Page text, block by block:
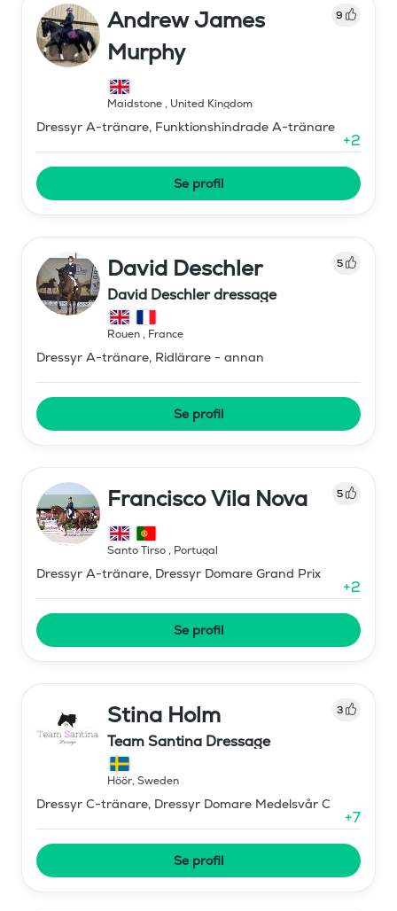
Andrew James
Murphy
9
Maidstone, United Kingdom
Dressyr A-tränare, Funktionshindrade A-tränare
+2
Se profil
David Deschler 5
David Deschler dressage
Rouen, France
Dressyr A-tränare, Ridlärare - annan
Se profil
Francisco Vila Nova 5
Santo Tirso, Portugal
Dressyr A-tränare, Dressyr Domare Grand Prix
+2
Se profil
Stina Holm 3
Team Santina Dressage
Höör, Sweden
Dressyr C-tränare, Dressyr Domare Medelsvår C
+7
Se profil